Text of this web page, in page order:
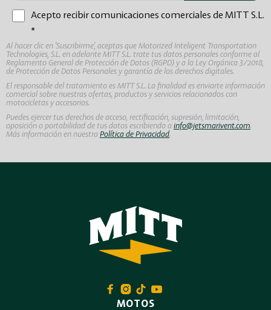
Acepto recibir comunicaciones comerciales de MITT S.L.
*
Al hacer clic en 'Suscribirme', aceptas que Motorized Inteligent Transportation
Technologies, S.L. en adelante MITT S.L. trate tus datos personales conforme al
Reglamento General de Protección de Datos (RGPD) y a la Ley Orgánica 3/2018,
de Protección de Datos Personales y garantía de los derechos digitales.
El responsable del tratamiento es MITT S.L. La finalidad es enviarte información
comercial sobre nuestras ofertas, productos y servicios relacionados con
motocicletas y accesorios.
Puedes ejercer tus derechos de acceso, rectificación, supresión, limitación,
oposición o portabilidad de tus datos escribiendo a info@jetsmarivent.com.
Más información en nuestra Política de Privacidad.
   
MOTOS